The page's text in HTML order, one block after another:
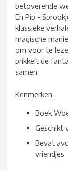
betoverende
En Pip -
klassieke
magische
om voor te
prikkelt de
samen.
Kenmerken:
Boek
Geschikt
Bevat
vriendjes